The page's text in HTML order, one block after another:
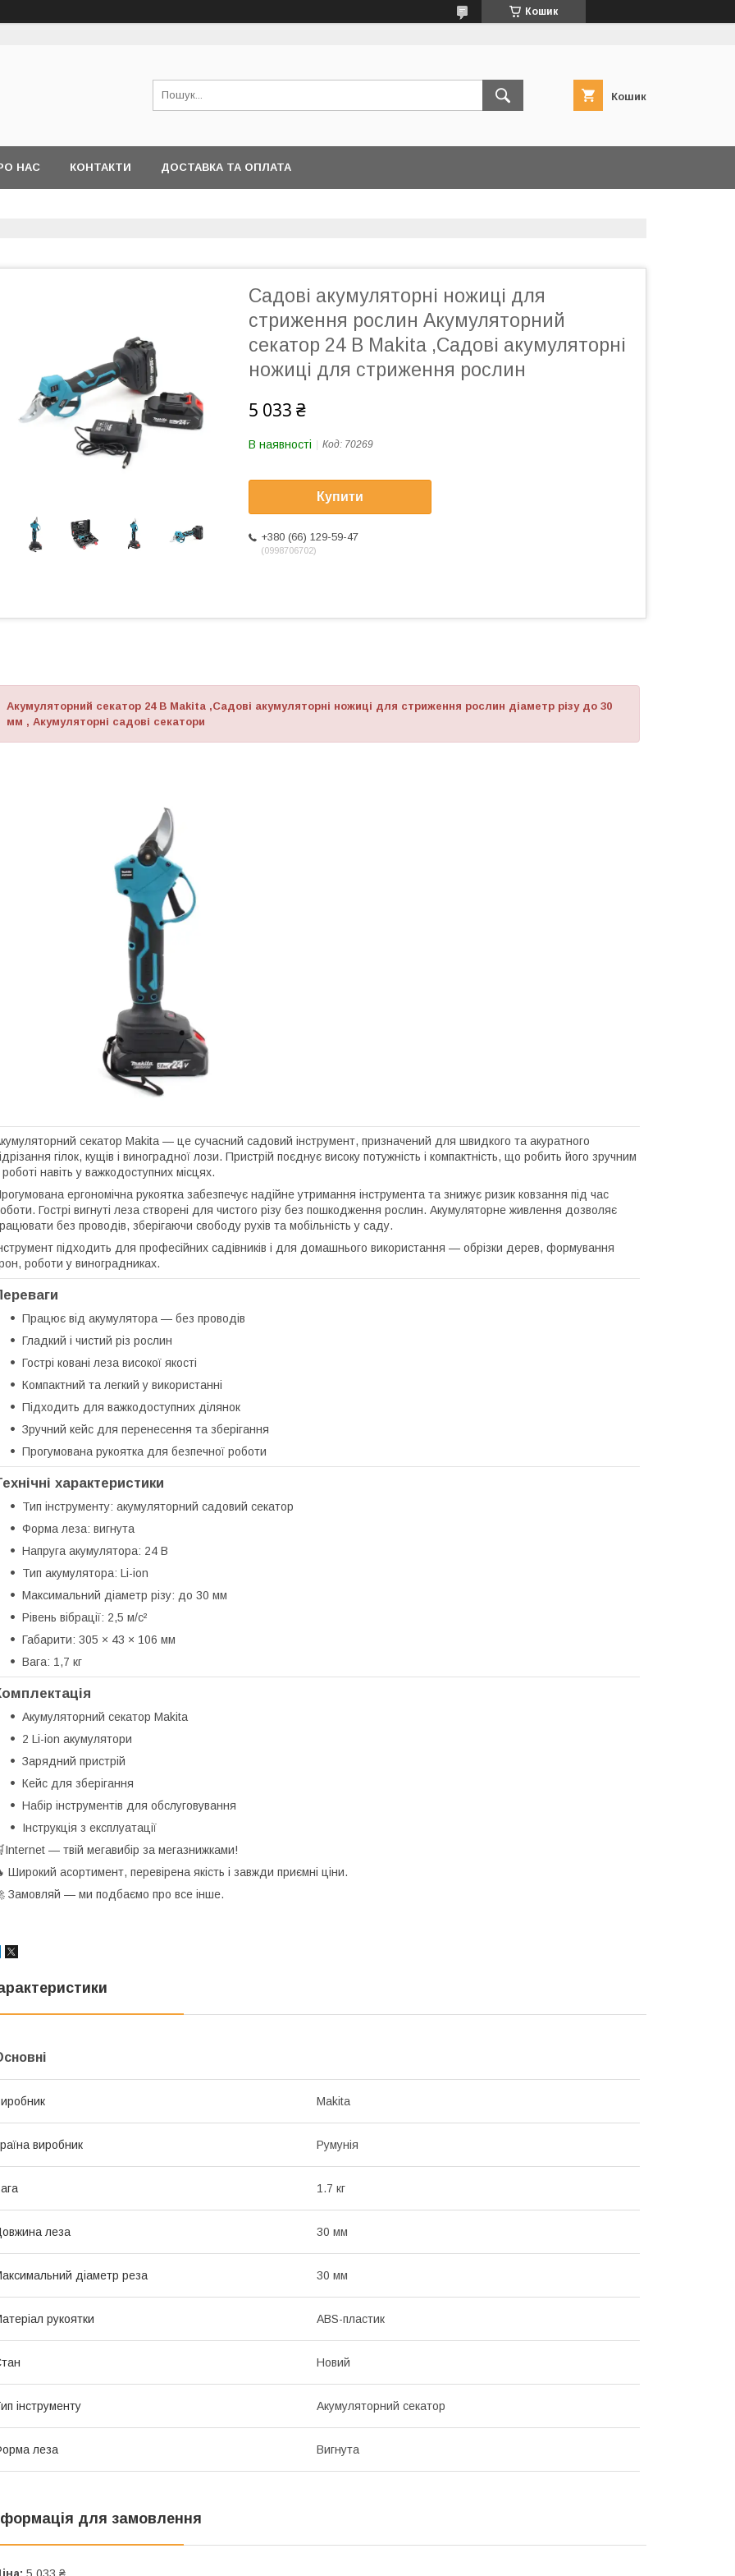
Кошик
Кошик
НАС КОНТАКТИ ДОСТАВКА ТА ОПЛАТА
Садові акумуляторні ножиці для
стриження рослин Акумуляторний
секатор 24 В Makita ,Садові акумуляторні
ножиці для стриження рослин
5 033 ₴
В наявності Код: 70269
Купити
+380 (66) 129-59-47
0998706702
Акумуляторний секатор 24 В Makita ,Садові акумуляторні ножиці для стриження рослин діаметр різу до 30
мм , Акумуляторні садові секатори
секатор Makita — це сучасний садовий інструмент, призначений для швидкого та акуратного
гілок, кущів і виноградної лози. Пристрій поєднує високу потужність і компактність, що робить його зручним
роботі навіть у важкодоступних місцях.
ергономічна рукоятка забезпечує надійне утримання інструмента та знижує ризик ковзання під час
Гострі вигнуті леза створені для чистого різу без пошкодження рослин. Акумуляторне живлення дозволяє
без проводів, зберігаючи свободу рухів та мобільність у саду.
підходить для професійних садівників і для домашнього використання — обрізки дерев, формування
роботи у виноградниках.
Працює від акумулятора — без проводів
Гладкий і чистий різ рослин
Гострі ковані леза високої якості
Компактний та легкий у використанні
Підходить для важкодоступних ділянок
Зручний кейс для перенесення та зберігання
Прогумована рукоятка для безпечної роботи
характеристики
Тип інструменту: акумуляторний садовий секатор
Форма леза: вигнута
Напруга акумулятора: 24 В
Тип акумулятора: Li-ion
Максимальний діаметр різу: до 30 мм
Рівень вібрації: 2,5 м/с²
Габарити: 305 × 43 × 106 мм
Вага: 1,7 кг
Акумуляторний секатор Makita
2 Li-ion акумулятори
Зарядний пристрій
Кейс для зберігання
Набір інструментів для обслуговування
Інструкція з експлуатації
— твій мегавибір за мегазнижками!
Широкий асортимент, перевірена якість і завжди приємні ціни.
Замовляй — ми подбаємо про все інше.
Makita
виробник Румунія
1.7 кг
леза 30 мм
діаметр реза 30 мм
рукоятки ABS-пластик
Новий
інструменту Акумуляторний секатор
леза Вигнута
для замовлення
5 033 ₴